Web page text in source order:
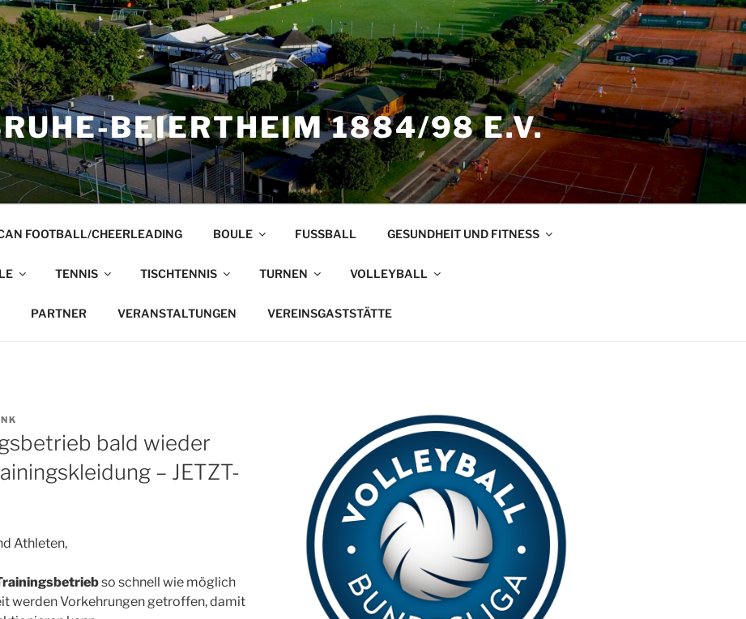
BEIERTHEIM 1884/98 E.V.
FOOTBALL/CHEERLEADING BOULE FUSSBALL GESUNDHEIT UND FITNESS
TENNIS TISCHTENNIS TURNEN VOLLEYBALL
PARTNER VERANSTALTUNGEN VEREINSGASTSTÄTTE
bald wieder
– JETZT-
Athleten,
so schnell wie möglich
werden Vorkehrungen getroffen, damit